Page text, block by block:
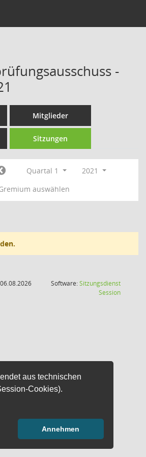
aus technischen
Cookies).
Annehmen
-
Mitglieder
Sitzungen
Quartal 1
2021
auswählen
Software:Sitzungsdienst
Session(Wird in